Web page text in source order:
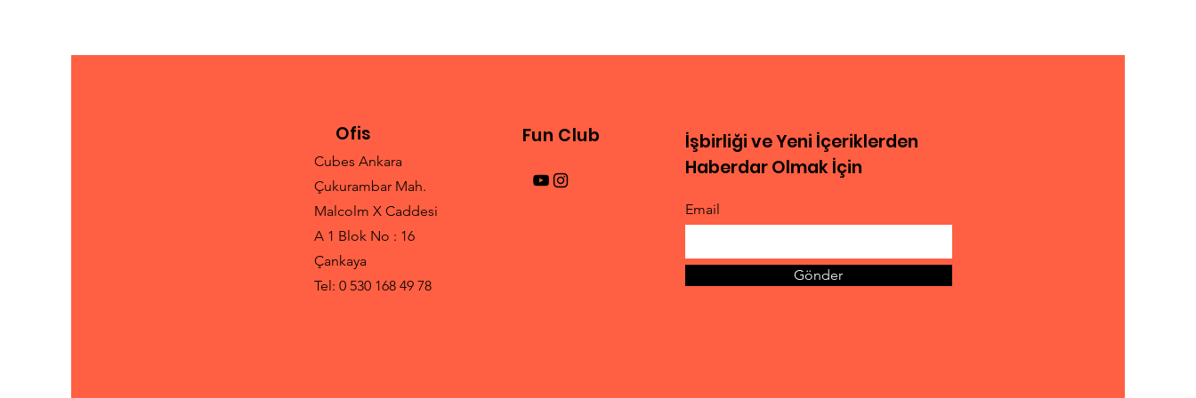
Ofis
Cubes Ankara
Çukurambar Mah.
Malcolm X Caddesi
A 1 Blok No : 16
Çankaya
Tel: 0 530 168 49 78
Fun Club
İşbirliği ve Yeni İçeriklerden
Haberdar Olmak İçin
Email
Gönder